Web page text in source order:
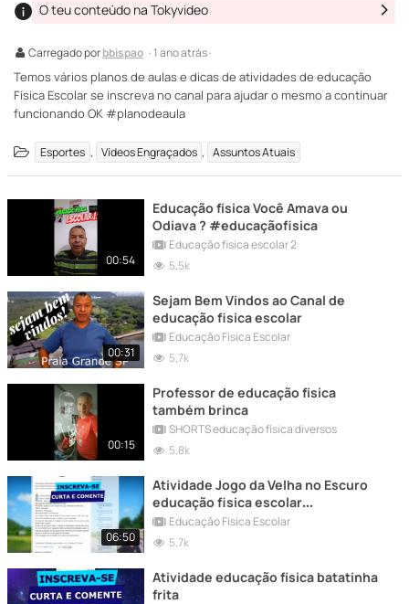
Carregado porbbispao · 1 ano atrás ·
O teu conteúdo na Tokyvideo
Temos vários planos de aulas e dicas de atividades de educação
Física Escolar se inscreva no canal para ajudar o mesmo a continuar
funcionando OK #planodeaula
Esportes , Vídeos Engraçados , Assuntos Atuais
00:54
Educação física Você Amava ou
Odiava ? #educaçãofisica
Educação fisica escolar 2
5,5k
00:31
Sejam Bem Vindos ao Canal de
educação fisica escolar
Educação Física Escolar
5,7k
00:15
Professor de educação física
também brinca
SHORTS educação física diversos
5,8k
06:50
Atividade Jogo da Velha no Escuro
educação fisica escolar
#planodeaula
Educação Física Escolar
5,7k
Atividade educação física batatinha
frita